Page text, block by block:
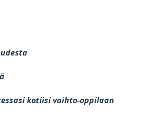
kotiisi vaihto-oppilaan